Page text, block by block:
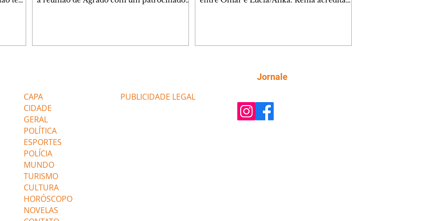
de
termina o relacionamento dos dois.
comentam sobre a possível jazida de
tungstênio na região. Virgínia provoca
CAPA
CIDADE
GERAL
POLÍTICA
ESPORTES
POLÍCIA
MUNDO
TURISMO
CULTURA
HORÓSCOPO
NOVELAS
PUBLICIDADE LEGAL
Jornale